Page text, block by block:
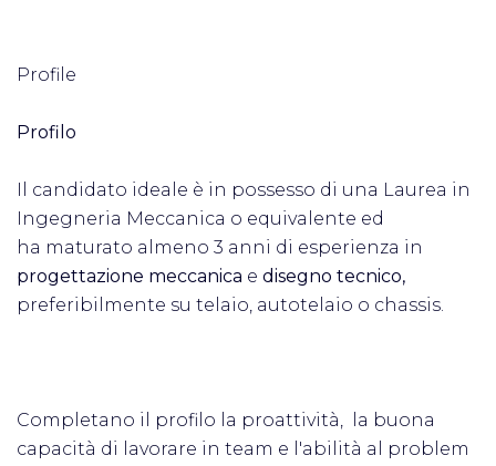
Profile
Profilo
Il candidato ideale è in possesso di una Laurea in
Ingegneria Meccanica o equivalente ed
ha maturato almeno 3 anni di esperienza in
progettazione meccanica e disegno tecnico,
preferibilmente su telaio, autotelaio o chassis.
Completano il profilo la proattività, la buona
capacità di lavorare in team e l'abilità al problem